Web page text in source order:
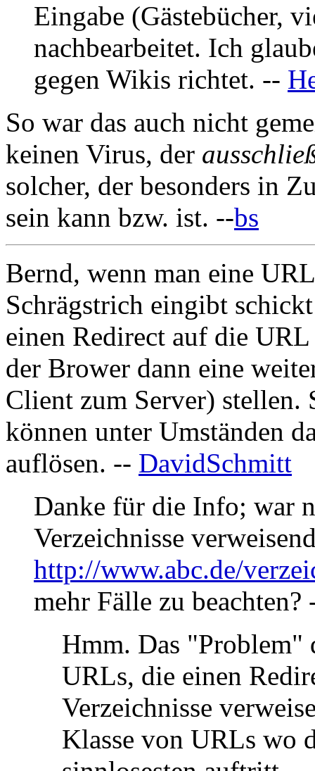
Eingabe (Gästebücher,
nachbearbeitet. Ich
gegen Wikis richtet. --
So war das auch nicht
keinen Virus, der
solcher, der besonders in
sein kann bzw. ist. --bs
Bernd, wenn man eine
Schrägstrich eingibt
einen Redirect auf die
der Brower dann eine
Client zum Server) stellen.
können unter Umständen
auflösen. -- DavidSchmitt
Danke für die Info; war
Verzeichnisse
http://www.abc.de/
mehr Fälle zu beachten?
Hmm. Das "Problem"
URLs, die einen
Verzeichnisse
Klasse von URLs wo